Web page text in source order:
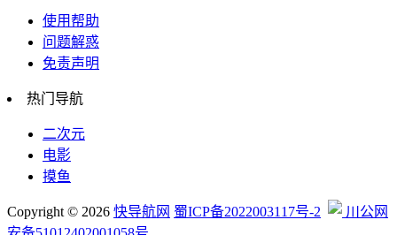
编程帮手
使用帮助
问题解惑
免责声明
热门导航
二次元
电影
摸鱼
Copyright © 2026 快导航网 蜀ICP备2022003117号-2
川公网